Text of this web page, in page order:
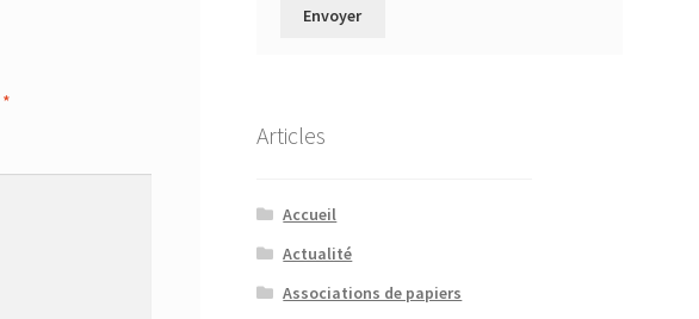
*
Articles
Accueil
Actualité
Associations de papiers